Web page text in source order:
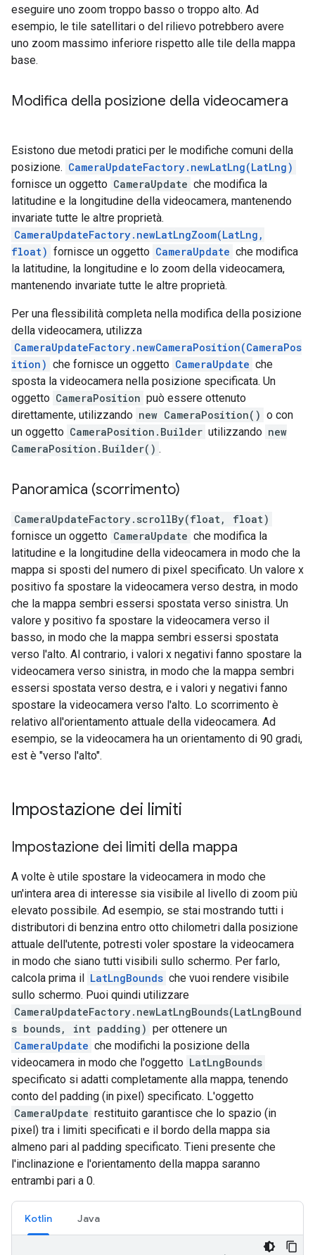
eseguire uno zoom troppo basso o troppo alto. Ad
esempio, le tile satellitari o del rilievo potrebbero avere
uno zoom massimo inferiore rispetto alle tile della mappa
base.
Modifica della posizione della videocamera
Esistono due metodi pratici per le modifiche comuni della
posizione. CameraUpdateFactory.newLatLng(LatLng)
fornisce un oggetto CameraUpdate che modifica la
latitudine e la longitudine della videocamera, mantenendo
invariate tutte le altre proprietà.
CameraUpdateFactory.newLatLngZoom(LatLng,
float) fornisce un oggetto CameraUpdate che modifica
la latitudine, la longitudine e lo zoom della videocamera,
mantenendo invariate tutte le altre proprietà.
Per una flessibilità completa nella modifica della posizione
della videocamera, utilizza
CameraUpdateFactory.newCameraPosition(CameraPos
ition) che fornisce un oggetto CameraUpdate che
sposta la videocamera nella posizione specificata. Un
oggetto CameraPosition può essere ottenuto
direttamente, utilizzando new CameraPosition() o con
un oggetto CameraPosition.Builder utilizzando new
CameraPosition.Builder() .
Panoramica (scorrimento)
CameraUpdateFactory.scrollBy(float, float)
fornisce un oggetto CameraUpdate che modifica la
latitudine e la longitudine della videocamera in modo che la
mappa si sposti del numero di pixel specificato. Un valore x
positivo fa spostare la videocamera verso destra, in modo
che la mappa sembri essersi spostata verso sinistra. Un
valore y positivo fa spostare la videocamera verso il
basso, in modo che la mappa sembri essersi spostata
verso l'alto. Al contrario, i valori x negativi fanno spostare la
videocamera verso sinistra, in modo che la mappa sembri
essersi spostata verso destra, e i valori y negativi fanno
spostare la videocamera verso l'alto. Lo scorrimento è
relativo all'orientamento attuale della videocamera. Ad
esempio, se la videocamera ha un orientamento di 90 gradi,
est è "verso l'alto".
Impostazione dei limiti
Impostazione dei limiti della mappa
A volte è utile spostare la videocamera in modo che
un'intera area di interesse sia visibile al livello di zoom più
elevato possibile. Ad esempio, se stai mostrando tutti i
distributori di benzina entro otto chilometri dalla posizione
attuale dell'utente, potresti voler spostare la videocamera
in modo che siano tutti visibili sullo schermo. Per farlo,
calcola prima il LatLngBounds che vuoi rendere visibile
sullo schermo. Puoi quindi utilizzare
CameraUpdateFactory.newLatLngBounds(LatLngBound
s bounds, int padding) per ottenere un
CameraUpdate che modifichi la posizione della
videocamera in modo che l'oggetto LatLngBounds
specificato si adatti completamente alla mappa, tenendo
conto del padding (in pixel) specificato. L'oggetto
CameraUpdate restituito garantisce che lo spazio (in
pixel) tra i limiti specificati e il bordo della mappa sia
almeno pari al padding specificato. Tieni presente che
l'inclinazione e l'orientamento della mappa saranno
entrambi pari a 0.
Kotlin Java